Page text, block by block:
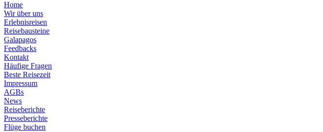
Home
Wir über uns
Erlebnisreisen
Reisebausteine
Galapagos
Feedbacks
Kontakt
Häufige Fragen
Beste Reisezeit
Impressum
AGBs
News
Reiseberichte
Presseberichte
Flüge buchen